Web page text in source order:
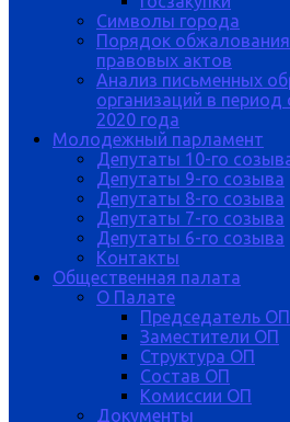
Символы города
Порядок
правовых актов
Анализ письменных
организаций в период
2020 года
Молодежный парламент
Депутаты 10-го
Депутаты 9-го созыва
Депутаты 8-го созыва
Депутаты 7-го созыва
Депутаты 6-го созыва
Контакты
Общественная палата
О Палате
Председатель ОП
Заместители ОП
Структура ОП
Состав ОП
Комиссии ОП
Документы